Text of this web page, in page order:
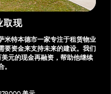
取现
米特本德市一家专注于租赁物业
要资金来支持未来的建设。我们
美元的现金再融资，帮助他继续
。